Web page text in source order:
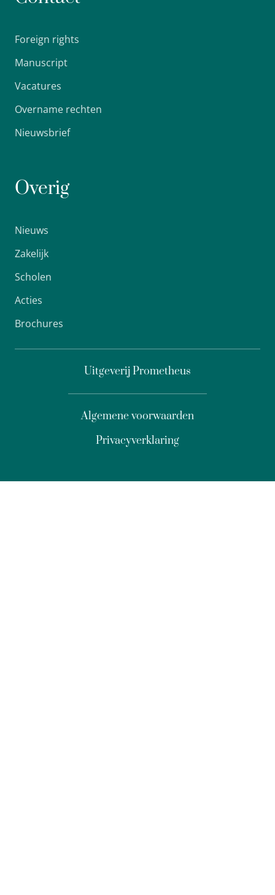
Foreign rights
Manuscript
Vacatures
Overname rechten
Nieuwsbrief
Overig
Nieuws
Zakelijk
Scholen
Acties
Brochures
Uitgeverij Prometheus
Privacyverklaring
Algemene voorwaarden